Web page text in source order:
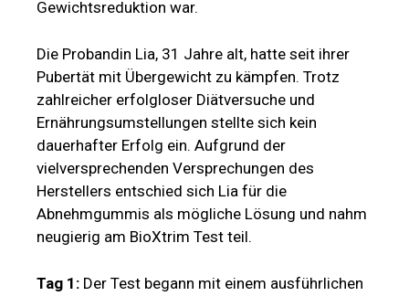
vielversprechenden Versprechungen des
Abnehmgummis als mögliche Lösung und nahm
neugierig am BioXtrim Test teil.
Tag 1:Der Test begann mit einem ausführlichen
Gespräch, in dem Lia über die Wirkungsweise
und die richtige Anwendung der Gummis
aufgeklärt wurde. Laut Herstellerempfehlung
sollten täglich zwei Gummis mit ausreichend
Flüssigkeit eingenommen werden. Da Lia keine
hatte, wurde lediglich ihr Ausgangsgewicht